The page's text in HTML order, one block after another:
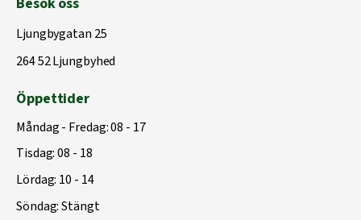
Ljungbygatan 25
264 52 Ljungbyhed
Öppettider
Måndag - Fredag: 08 - 17
Tisdag: 08 - 18
Lördag: 10 - 14
Söndag: Stängt